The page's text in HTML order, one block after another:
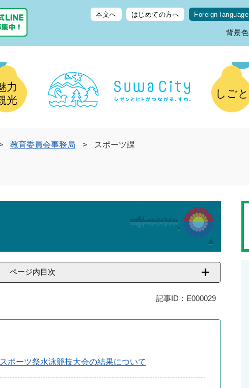
本文へ はじめての方へ Foreign language
背景色
力
光
しごと
教育委員会事務局 >
スポーツ課
ページ内目次
記事ID：E000029
ポーツ祭水泳競技大会の結果について